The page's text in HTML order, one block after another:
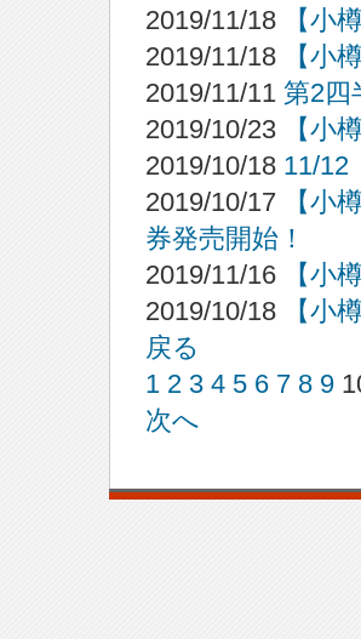
2019/11/18
【小
2019/11/18
【小
2019/11/11 第2四
2019/10/23
【小
2019/10/18 11/12
2019/10/17
【小
券発売開始！
2019/11/16
【小
2019/10/18
【小
戻る
1 2 3 4 5 6 7 8 9
次へ